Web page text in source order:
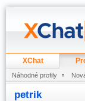
XChat
Náhodné profily
petrik